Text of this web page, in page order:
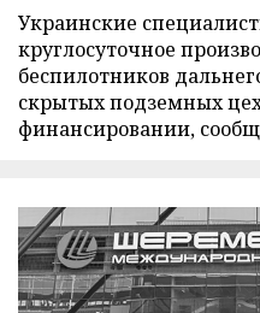
Украинские
круглосуточное
беспилотников
скрытых подземных
финансировании,